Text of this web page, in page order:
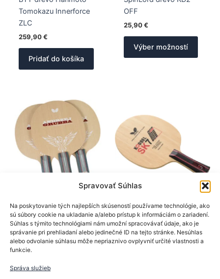
Spravovať Súhlas
Na poskytovanie tých najlepších skúseností používame technológie, ako
sú súbory cookie na ukladanie a/alebo prístup k informáciám o zariadení.
Súhlas s týmito technológiami nám umožní spracovávať údaje, ako je
správanie pri prehliadaní alebo jedinečné ID na tejto stránke. Nesúhlas
alebo odvolanie súhlasu môže nepriaznivo ovplyvniť určité vlastnosti a
funkcie.
Správa služieb
Tomokazu Innerforce
ZLC
259,90€
Pridať do košíka
OFF
25,90€
Výber možností
Tento
Drevá na rakety
BTY drevo Andrzej
Grubba
39,90
Drevá na rakety
BTY drevo Korbel SK7
79,90€